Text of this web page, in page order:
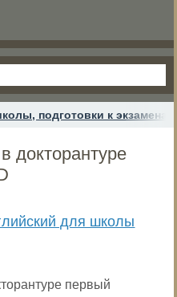
подготовки к
докторантуре
для школы